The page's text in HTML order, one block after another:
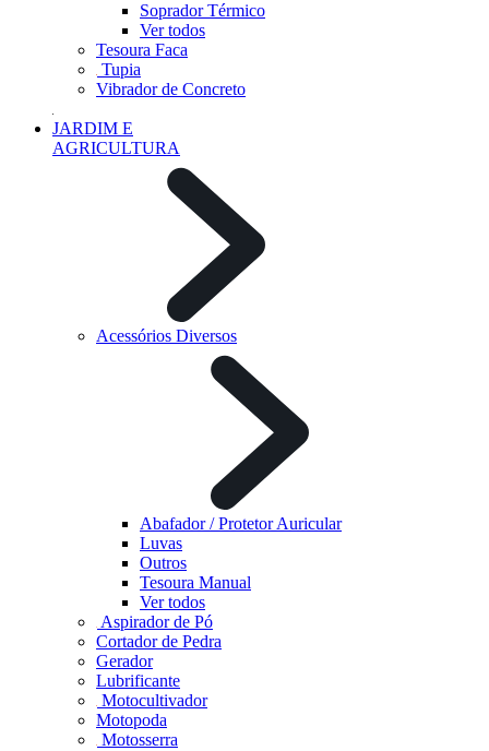
Soprador Térmico
Ver todos
Tesoura Faca
Tupia
Vibrador de Concreto
JARDIM E
AGRICULTURA
Acessórios Diversos
Abafador / Protetor Auricular
Luvas
Outros
Tesoura Manual
Ver todos
Aspirador de Pó
Cortador de Pedra
Gerador
Lubrificante
Motocultivador
Motopoda
Motosserra